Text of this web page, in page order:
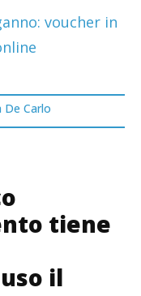
voucher in
De Carlo
tiene
il